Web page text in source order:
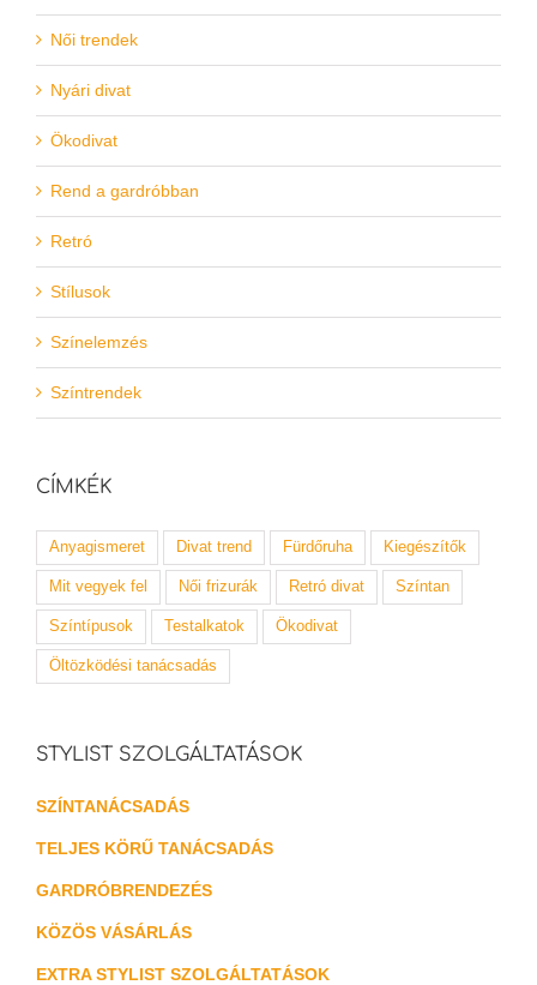
Női trendek
Nyári divat
Ökodivat
Rend a gardróbban
Retró
Stílusok
Színelemzés
Színtrendek
CÍMKÉK
Anyagismeret Divat trend Fürdőruha Kiegészítők
Mit vegyek fel Női frizurák Retró divat Színtan
Színtípusok Testalkatok Ökodivat
Öltözködési tanácsadás
STYLIST SZOLGÁLTATÁSOK
SZÍNTANÁCSADÁS
TELJES KÖRŰ TANÁCSADÁS
GARDRÓBRENDEZÉS
KÖZÖS VÁSÁRLÁS
EXTRA STYLIST SZOLGÁLTATÁSOK